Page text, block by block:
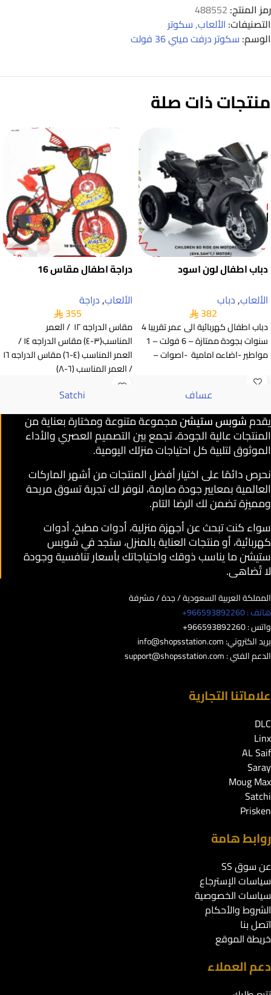
رمز المنتج: 488552
التصنيفات: الألعاب,سكوتر
الوسم: سكوتر درفت ميني 36 فولت
منتجات ذات صلة
دباب اطفال لون اسود
الألعاب,دباب
382
دباب اطفال كهربائية الى عمر تقريبا 4
سنوات بجودة ممتازة – 6 فولت – 1
مواطير -اضاءه امامية -اصوات –
دراجة اطفال مقاس 16
الألعاب,دراجة
355
مقاس الدراجه ١٢ / العمر
المناسب(٣-٤) مقاس الدراجه ١٤ /
العمر المناسب (٤-٦) مقاس الدراجه ١٦
/ العمر المناسب (٦-٨)
عساف Satchi
يقدمشوبس ستيشنمجموعة متنوعة ومختارة بعناية من
المنتجات عالية الجودة، تجمع بين التصميم العصري والأداء
الموثوق لتلبية كل احتياجات منزلك اليومية.
نحرص دائمًا على اختيار أفضل المنتجات من أشهر الماركات
العالمية بمعايير جودة صارمة، لنوفر لك تجربة تسوق مريحة
ومميزة تضمن لك الرضا التام.
سواء كنت تبحث عن أجهزة منزلية، أدوات مطبخ، أدوات
كهربائية، أو منتجات العناية بالمنزل، ستجد في شوبس
ستيشن ما يناسب ذوقك واحتياجاتك بأسعار تنافسية وجودة
لا تُضاهى.
المملكة العربية السعودية / جدة / مشرفة
هاتف : 966593892260+
واتس : 966593892260+
بريد الكتروني:info@shopsstation.com
الدعم الفني :support@shopsstation.com
علاماتنا التجارية
DLC
Linx
AL Saif
Saray
Moug Max
Satchi
Prisken
روابط هامة
عن سوق SS
سياسات الإسترجاع
سياسات الخصوصية
الشروط والأحكام
اتصل بنا
خريطة الموقع
دعم العملاء